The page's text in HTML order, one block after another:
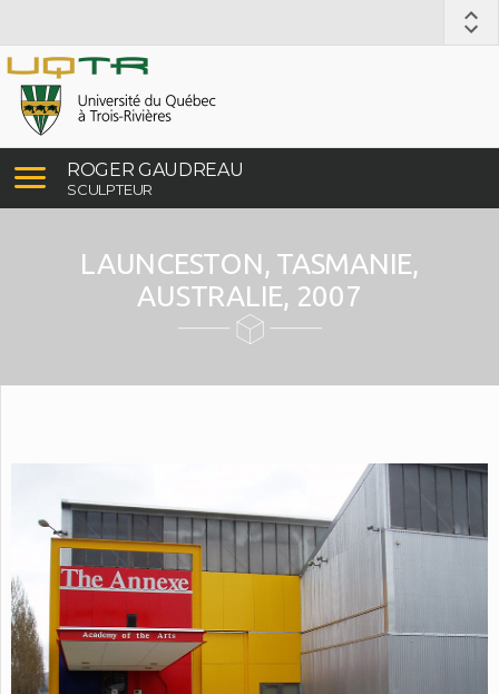
ROGER GAUDREAU
SCULPTEUR
LAUNCESTON, TASMANIE,
AUSTRALIE, 2007